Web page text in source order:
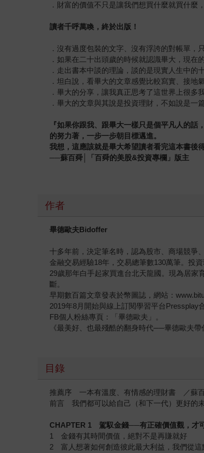
．財富的價值不只是讓我們想買什麼就買什
讀者千呼萬喚，終於出版！
．沒有過度包裝的文字、沒有浮誇的對帳單，
．如果在二十出頭歲的時候就認識畢大，現在
．走出書本中談的理論，談的是現實人生中
．坦白說，看畢大的文章感覺比較寫實、接
．畢大的分享，讓我真正思考了這世界上很
．畢大的文章與其說是投資理財，不如說是一
『如果你跟我、跟畢大一樣只是個平凡人的
的努力著，一步一步朝目標邁進。
我想，這應該就是畢大希望讀者看完這本書後
──蘇百舜│「百舜的美股&投資專欄」版主
作者
畢德歐夫Bidoffer
十多年前，決定筆名時，認為股市、商場競爭
金融交易經驗18年，交易總筆數130萬筆。投
29歲那年白手起家買進台北天龍國。現為居家
斷。
早期數百篇文章發表於幣圖誌，網站：
2019年8月開始與線上訂閱學習平台Pressplay
FB個人粉絲專頁：「畢德歐夫」。
《最美好、也最殘酷的翻身時代──畢德歐夫
目錄
推薦序 一本有溫度、有情感的理財書 ／蘇
前言 我們都可以給自己（和下一代）更好的
CHAPTER 1 駕馭金錢──有正確價值觀，才
1 金錢有其時間價值，絕對不是再賺就好
2 富人想著如何創造彼此最大利益，我們從這